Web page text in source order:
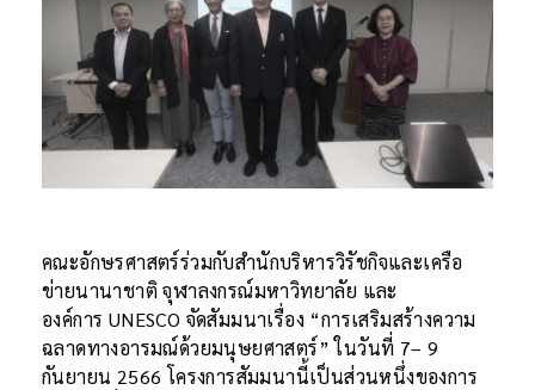
คณะอักษรศาสตร์ร่วมกับสำนักบริหารวิรัชกิจและเครือ
ข่ายนานาชาติ จุฬาลงกรณ์มหาวิทยาลัย และ
องค์การ UNESCO จัดสัมมนาเรื่อง “การเสริมสร้างความ
ฉลาดทางอารมณ์ด้วยมนุษยศาสตร์” ในวันที่ 7– 9
กันยายน 2566 โครงการสัมมนานี้เป็นส่วนหนึ่งของการ